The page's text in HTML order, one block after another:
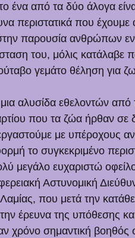
ένα από τα δύο άλογα είναι
περιστατικά που έχουμε
παρουσία ανθρώπων
του, μόλις
γεμάτο θέληση για
αλυσίδα εθελοντών
που τα ζώα ήρθαν σε
με υπέροχους
το συγκεκριμένο
μεγάλο ευχαριστώ
Αστυνομική
που μετά την
την έρευνα της υπόθεσης
χρόνο σημαντική